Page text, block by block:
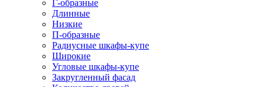
Г-образные
Длинные
Низкие
П-образные
Радиусные шкафы-купе
Широкие
Угловые шкафы-купе
Закругленный фасад